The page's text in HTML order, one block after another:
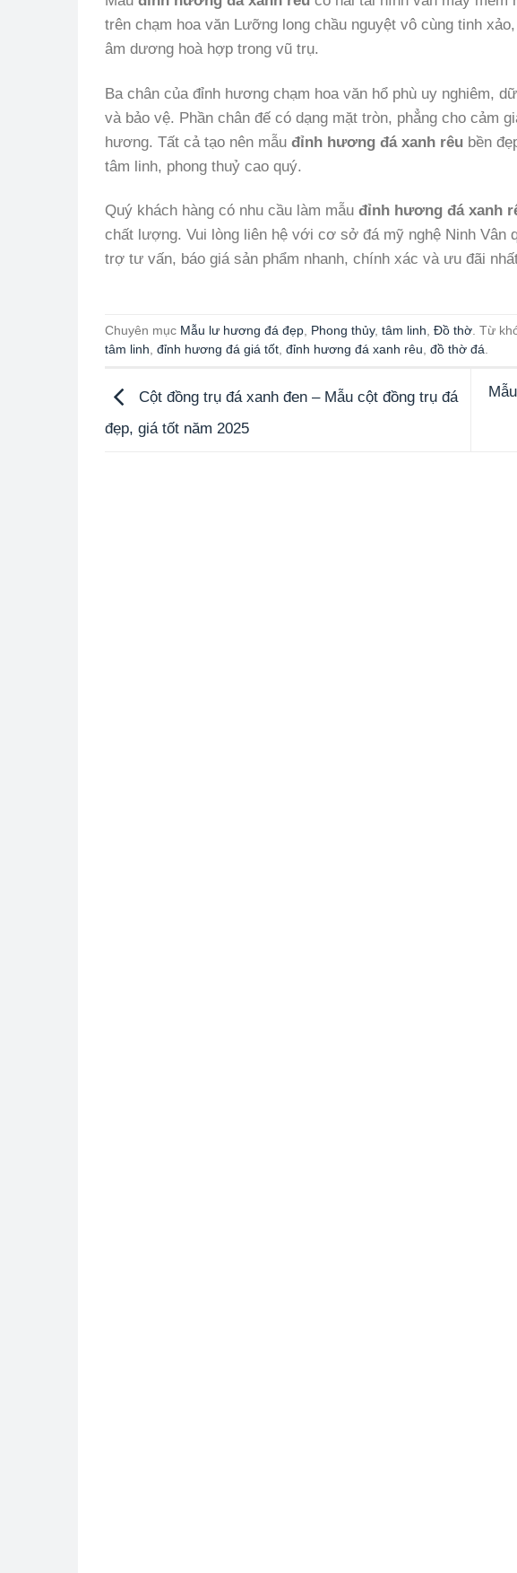
trên chạm hoa văn Lưỡng long chầu nguyệt vô cùng tinh
âm dương hoà hợp trong vũ trụ.
Ba chân của đỉnh hương chạm hoa văn hổ phù uy nghiêm,
và bảo vệ. Phần chân đế có dạng mặt tròn, phẳng cho cảm
hương. Tất cả tạo nên mẫu đỉnh hương đá xanh rêu bền
tâm linh, phong thuỷ cao quý.
Quý khách hàng có nhu cầu làm mẫu đỉnh hương đá xanh
chất lượng. Vui lòng liên hệ với cơ sở đá mỹ nghệ Ninh Vân
trợ tư vấn, báo giá sản phẩm nhanh, chính xác và ưu đãi
Chuyên mục Mẫu lư hương đá đẹp Phong thủy, tâm linh Đồ thờ . Từ
tâm linh đỉnh hương đá giá tốt đỉnh hương đá xanh rêu đồ thờ đá
Cột đồng trụ đá xanh đen – Mẫu cột đồng trụ đá
đẹp, giá tốt năm 2025